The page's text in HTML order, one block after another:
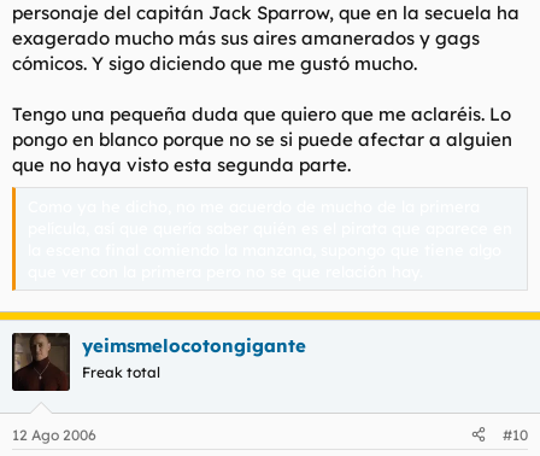
personaje del capitán Jack Sparrow, que en la secuela ha
exagerado mucho más sus aires amanerados y gags
cómicos. Y sigo diciendo que me gustó mucho.
Tengo una pequeña duda que quiero que me aclaréis. Lo
pongo en blanco porque no se si puede afectar a alguien
que no haya visto esta segunda parte.
yeimsmelocotongigante
Freak total
12 Ago 2006 #10